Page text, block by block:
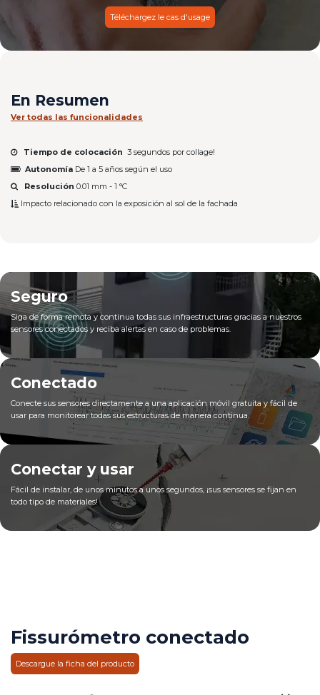
Téléchargez le cas d'usage
En Resumen
Ver todas las funcionalidades
Tiempo de colocación 3 segundos por collage!
Autonomía De 1 a 5 años según el uso
Resolución 0.01 mm - 1 °C
Impacto relacionado con la exposición al sol de la fachada
Seguro
Siga de forma remota y continua todas sus infraestructuras gracias a nuestros
sensores conectados y reciba alertas en caso de problemas.
Conectado
Conecte sus sensores directamente a una aplicación móvil gratuita y fácil de
usar para monitorear todas sus estructuras de manera continua.
Conectar y usar
Fácil de instalar, de unos minutos a unos segundos, ¡sus sensores se fijan en
todo tipo de materiales!
Fissurómetro conectado
Descargue la ficha del producto​​